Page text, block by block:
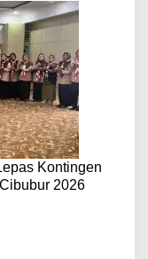
Kontingen
2026